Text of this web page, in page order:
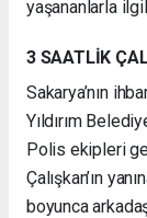
yaşananlarla
3 SAATLİK
Sakarya’nın
Yıldırım
Polis ekipleri
Çalışkan’ın
boyunca